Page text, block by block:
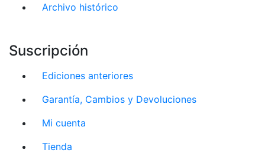
Archivo histórico
Suscripción
Ediciones anteriores
Garantía, Cambios y Devoluciones
Mi cuenta
Tienda